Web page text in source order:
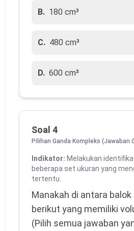
B. 180 cm³
C. 480 cm³
D. 600 cm³
Soal 4
Pilihan Ganda Kompleks (Jawaban
Indikator: Melakukan
beberapa set ukuran yang
tertentu.
Manakah di antara
berikut yang memiliki
(Pilih semua jawaban